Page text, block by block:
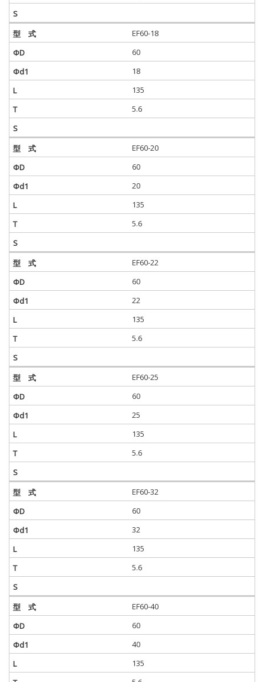
EF60-18
60
18
135
5.6
EF60-20
60
20
135
5.6
EF60-22
60
22
135
5.6
EF60-25
60
25
135
5.6
EF60-32
60
32
135
5.6
EF60-40
60
40
135